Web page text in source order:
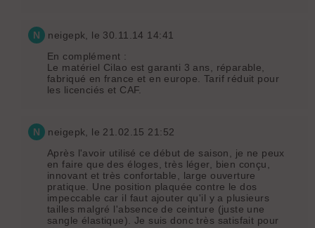
N neigepk, le 30.11.14 14:41
En complément :
Le matériel Cilao est garanti 3 ans, réparable,
fabriqué en france et en europe. Tarif réduit pour
les licenciés et CAF.
N neigepk, le 21.02.15 21:52
Après l'avoir utilisé ce début de saison, je ne peux
en faire que des éloges, très léger, bien conçu,
innovant et très confortable, large ouverture
pratique. Une position plaquée contre le dos
impeccable car il faut ajouter qu'il y a plusieurs
tailles malgré l'absence de ceinture (juste une
sangle élastique). Je suis donc très satisfait pour